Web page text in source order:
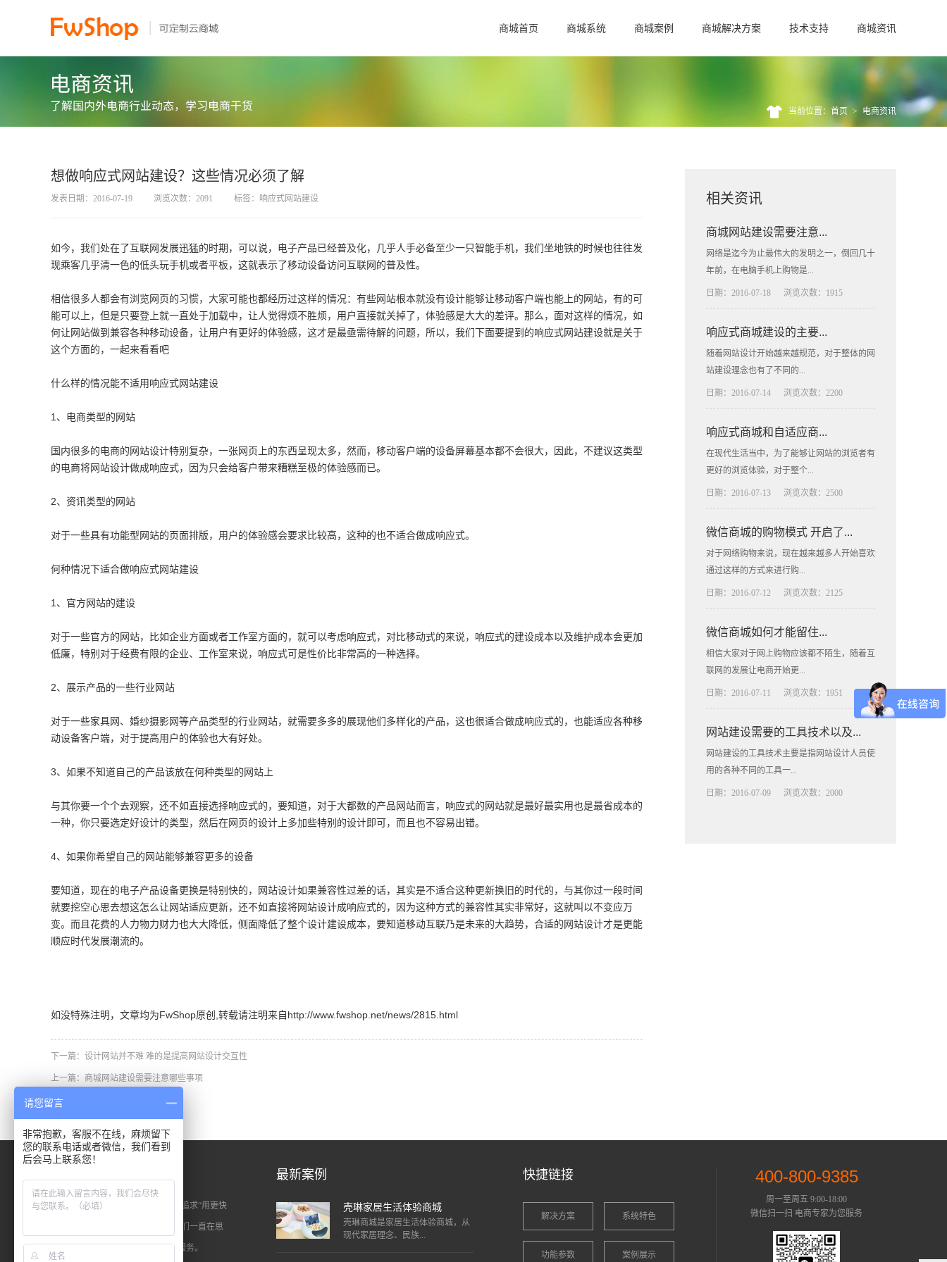
商城首页 商城系统 商城案例 商城解决方案 技术支持 商城资讯
当前位置：首页 > 电商资讯
想做响应式网站建设？这些情况必须了解
发表日期：2016-07-19 浏览次数：2091 标签：响应式网站建设
如今，我们处在了互联网发展迅猛的时期，可以说，电子产品已经普及化，几乎人手必备至少一只智能手机，我们坐地铁的时候也往往发
现乘客几乎清一色的低头玩手机或者平板，这就表示了移动设备访问互联网的普及性。
相信很多人都会有浏览网页的习惯，大家可能也都经历过这样的情况：有些网站根本就没有设计能够让移动客户端也能上的网站，有的可
能可以上，但是只要登上就一直处于加载中，让人觉得烦不胜烦，用户直接就关掉了，体验感是大大的差评。那么，面对这样的情况，如
何让网站做到兼容各种移动设备，让用户有更好的体验感，这才是最亟需待解的问题，所以，我们下面要提到的响应式网站建设就是关于
这个方面的，一起来看看吧
什么样的情况能不适用响应式网站建设
1、电商类型的网站
国内很多的电商的网站设计特别复杂，一张网页上的东西呈现太多，然而，移动客户端的设备屏幕基本都不会很大，因此，不建议这类型
的电商将网站设计做成响应式，因为只会给客户带来糟糕至极的体验感而已。
2、资讯类型的网站
对于一些具有功能型网站的页面排版，用户的体验感会要求比较高，这种的也不适合做成响应式。
何种情况下适合做响应式网站建设
1、官方网站的建设
对于一些官方的网站，比如企业方面或者工作室方面的，就可以考虑响应式，对比移动式的来说，响应式的建设成本以及维护成本会更加
低廉，特别对于经费有限的企业、工作室来说，响应式可是性价比非常高的一种选择。
2、展示产品的一些行业网站
对于一些家具网、婚纱摄影网等产品类型的行业网站，就需要多多的展现他们多样化的产品，这也很适合做成响应式的，也能适应各种移
动设备客户端，对于提高用户的体验也大有好处。
3、如果不知道自己的产品该放在何种类型的网站上
与其你要一个个去观察，还不如直接选择响应式的，要知道，对于大都数的产品网站而言，响应式的网站就是最好最实用也是最省成本的
一种，你只要选定好设计的类型，然后在网页的设计上多加些特别的设计即可，而且也不容易出错。
4、如果你希望自己的网站能够兼容更多的设备
要知道，现在的电子产品设备更换是特别快的，网站设计如果兼容性过差的话，其实是不适合这种更新换旧的时代的，与其你过一段时间
就要挖空心思去想这怎么让网站适应更新，还不如直接将网站设计成响应式的，因为这种方式的兼容性其实非常好，这就叫以不变应万
变。而且花费的人力物力财力也大大降低，侧面降低了整个设计建设成本，要知道移动互联乃是未来的大趋势，合适的网站设计才是更能
顺应时代发展潮流的。
如没特殊注明，文章均为FwShop原创,转载请注明来自http://www.fwshop.net/news/2815.html
下一篇： 设计网站并不难 难的是提高网站设计交互性
上一篇： 商城网站建设需要注意哪些事项
相关资讯
商城网站建设需要注意...
网络是迄今为止最伟大的发明之一，倒回几十
年前，在电脑手机上购物是...
日期：2016-07-18 浏览次数：1915
响应式商城建设的主要...
随着网站设计开始越来越规范，对于整体的网
站建设理念也有了不同的...
日期：2016-07-14 浏览次数：2200
响应式商城和自适应商...
在现代生活当中，为了能够让网站的浏览者有
更好的浏览体验，对于整个...
日期：2016-07-13 浏览次数：2500
微信商城的购物模式 开启了...
对于网络购物来说，现在越来越多人开始喜欢
通过这样的方式来进行购...
日期：2016-07-12 浏览次数：2125
微信商城如何才能留住...
相信大家对于网上购物应该都不陌生，随着互
联网的发展让电商开始更...
日期：2016-07-11 浏览次数：1951
网站建设需要的工具技术以及...
网站建设的工具技术主要是指网站设计人员使
用的各种不同的工具一...
日期：2016-07-09 浏览次数：2000
FwShop专注于商城网站建设，始终追求“用更快
的速度定制出更好的商城系统”。我们一直在思
考如何为客户搭建更好的商城建站服务。
最新案例
壳琳家居生活体验商城
壳琳商城是家居生活体验商城，从
现代家居理念、民族...
快捷链接
解决方案 系统特色
功能参数 案例展示
400-800-9385
周一至周五 9:00-18:00
微信扫一扫 电商专家为您服务
请您留言
非常抱歉，客服不在线，麻烦留下
您的联系电话或者微信，我们看到
后会马上联系您！